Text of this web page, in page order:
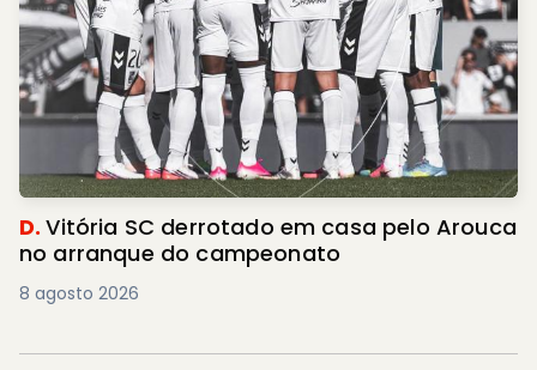
D.Vitória SC derrotado em casa pelo Arouca
no arranque do campeonato
8 agosto 2026